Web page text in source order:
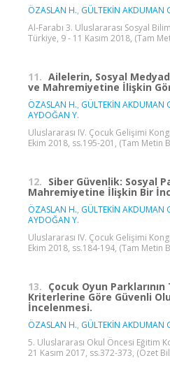
ÖZASLAN H., GÜLTEKİN AKDUMAN
Al-Farabı 3. Uluslararası Sosyal
Türkiye, 9 - 11 Kasım 2018, (Tam
11. Ailelerin, Sosyal
ve Mahremiyetine İlişkin
ÖZASLAN H., GÜLTEKİN AKDUMAN
AYDOĞAN Y.
Uluslararası IV. Çocuk Gelişimi
Ekim 2018, ss.195-201, (Tam Metin
12. Siber Güvenlik: Sosyal
Mahremiyetine İlişkin Bir
ÖZASLAN H., GÜLTEKİN AKDUMAN
AYDOĞAN Y.
Uluslararası IV. Çocuk Gelişimi
Ekim 2018, ss.184-194, (Tam Metin
13. Çocuk Oyun Parklarının
Kriterlerine Göre Güvenli
İncelenmesi.
ÖZASLAN H., GÜLTEKİN AKDUMAN
5. Uluslararası Okul Öncesi Eğitim
21 Kasım 2017, ss.372-373, (Özet